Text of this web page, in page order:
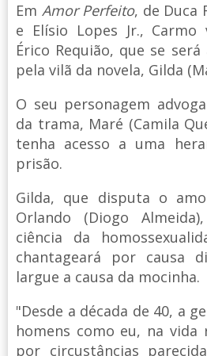
Em Amor Perfeito, de Duca
e Elísio Lopes Jr., Carmo
Érico Requião, que se
pela vilã da novela, Gilda
O seu personagem
da trama, Maré (Camila
tenha acesso a uma
prisão.
Gilda, que disputa o
Orlando (Diogo
ciência da
chantageará por causa
largue a causa da mocinha.
"Desde a década de 40, a
homens como eu, na vida
por circustâncias